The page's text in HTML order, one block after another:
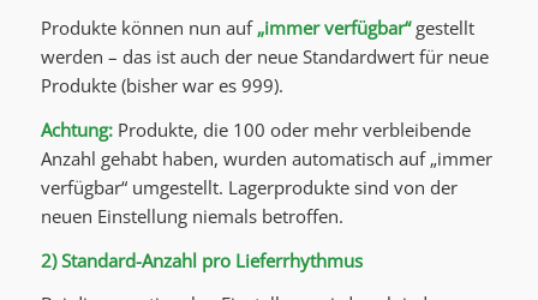
Produkte können nun auf „immer verfügbar“gestellt
werden – das ist auch der neue Standardwert für neue
Produkte (bisher war es 999).
Achtung: Produkte, die 100 oder mehr verbleibende
Anzahl gehabt haben, wurden automatisch auf „immer
verfügbar“ umgestellt. Lagerprodukte sind von der
neuen Einstellung niemals betroffen.
2) Standard-Anzahl pro Lieferrhythmus